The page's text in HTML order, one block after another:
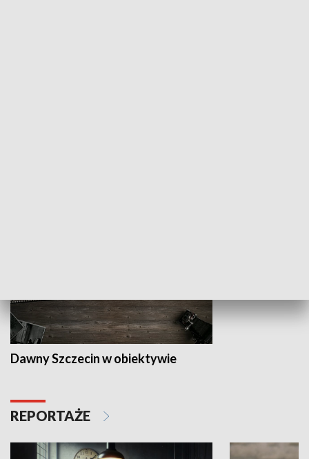
Dawny Szczecin w obiektywie
REPORTAŻE